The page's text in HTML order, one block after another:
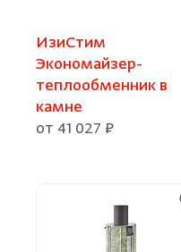
ИзиСтим
Экономайзер-
теплообменник в
камне
от 41 027 ₽